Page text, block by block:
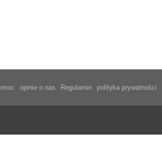
opinie o nas Regulamin polityka prywatności